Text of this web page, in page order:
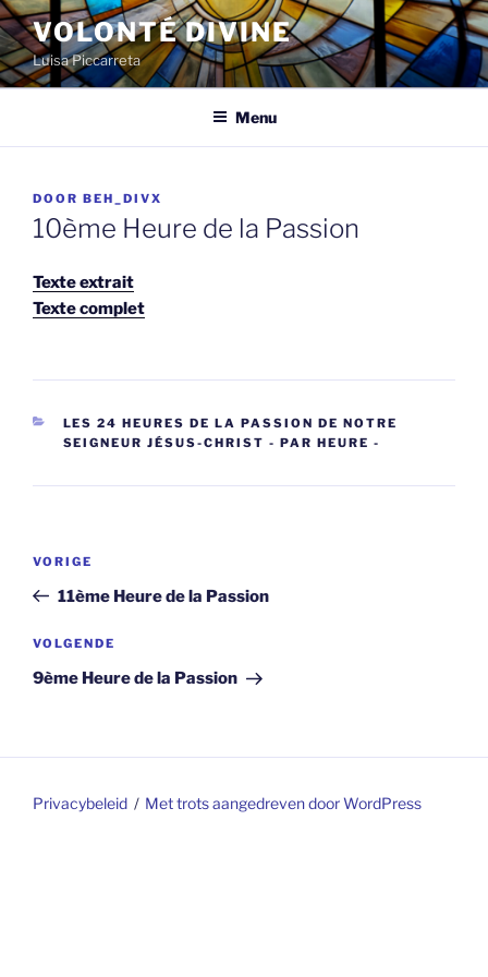
Spring
naar
de
inhoud
VOLONTÉ DIVINE
Luisa Piccarreta
Menu
GEPLAATST
OP
DOOR BEH_DIVX
10ème Heure de la Passion
Texte extrait
Texte complet
CATEGORIEËN
LES 24 HEURES DE LA PASSION DE NOTRE
SEIGNEUR JÉSUS-CHRIST - PAR HEURE -
Vorig
bericht
VORIGE
11ème Heure de la Passion
Volgend
bericht
VOLGENDE
9ème Heure de la Passion
Privacybeleid Met trots aangedreven door WordPress